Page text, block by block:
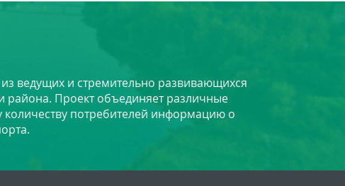
ведущих и стремительно развивающихся
района. Проект объединяет различные
потребителей информацию о